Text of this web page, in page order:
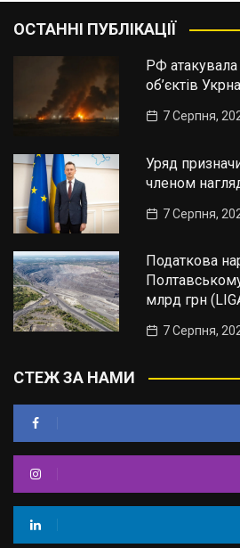
ОСТАННІ ПУБЛІКАЦІЇ
РФ
об’єктів
7 Серпня,
Уряд
членом
7 Серпня,
Податкова
млрд грн
7 Серпня,
СТЕЖ ЗА НАМИ